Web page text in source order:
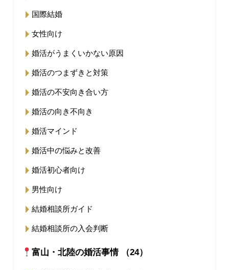
国際結婚
女性向け
婚活がうまくいかない原因
婚活のつまずきと対策
婚活の不安向き合い方
婚活の向き不向き
婚活マインド
婚活中の悩みと改善
婚活初心者向け
男性向け
結婚相談所ガイド
結婚相談所の入会判断
富山・北陸の婚活事情 （24）